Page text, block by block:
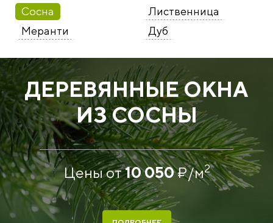
Сосна
Лиственница
Меранти
Дуб
ДЕРЕВЯННЫЕ ОКНА
ИЗ СОСНЫ
Цены от10 050₽/м2